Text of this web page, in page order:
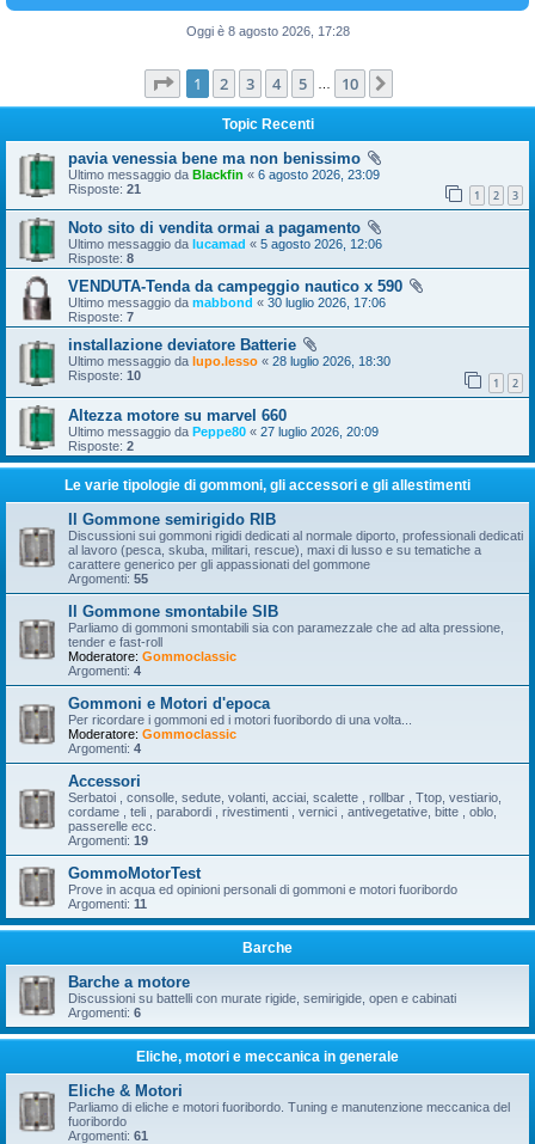
Oggi è 8 agosto 2026, 17:28
Pagina di 10
1 2 3 4 5 10
Topic Recenti
pavia venessia bene ma non benissimo
Ultimo messaggio da Blackfin « 6 agosto 2026, 23:09
Risposte: 21 1 2 3
Noto sito di vendita ormai a pagamento
Ultimo messaggio da lucamad « 5 agosto 2026, 12:06
Risposte: 8
VENDUTA-Tenda da campeggio nautico x 590
Ultimo messaggio da mabbond « 30 luglio 2026, 17:06
Risposte: 7
installazione deviatore Batterie
Ultimo messaggio da lupo.lesso « 28 luglio 2026, 18:30
Risposte: 10 1 2
Altezza motore su marvel 660
Ultimo messaggio da Peppe80 « 27 luglio 2026, 20:09
Risposte: 2
Le varie tipologie di gommoni, gli accessori e gli allestimenti
Il Gommone semirigido RIB
Discussioni sui gommoni rigidi dedicati al normale diporto, professionali dedicati
al lavoro (pesca, skuba, militari, rescue), maxi di lusso e su tematiche a
carattere generico per gli appassionati del gommone
Argomenti: 55
Il Gommone smontabile SIB
Parliamo di gommoni smontabili sia con paramezzale che ad alta pressione,
tender e fast-roll
Moderatore: Gommoclassic
Argomenti: 4
Gommoni e Motori d'epoca
Per ricordare i gommoni ed i motori fuoribordo di una volta...
Moderatore: Gommoclassic
Argomenti: 4
Accessori
Serbatoi , consolle, sedute, volanti, acciai, scalette , rollbar , Ttop, vestiario,
cordame , teli , parabordi , rivestimenti , vernici , antivegetative, bitte , oblo,
passerelle ecc.
Argomenti: 19
GommoMotorTest
Prove in acqua ed opinioni personali di gommoni e motori fuoribordo
Argomenti: 11
Barche
Barche a motore
Discussioni su battelli con murate rigide, semirigide, open e cabinati
Argomenti: 6
Eliche, motori e meccanica in generale
Eliche & Motori
Parliamo di eliche e motori fuoribordo. Tuning e manutenzione meccanica del
fuoribordo
Argomenti: 61